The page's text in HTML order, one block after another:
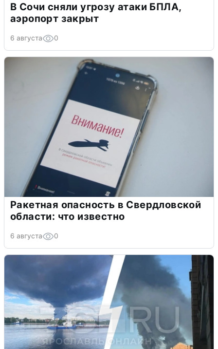
В Сочи сняли угрозу атаки БПЛА,
аэропорт закрыт
6 августа 0
Ракетная опасность в Свердловской
области: что известно
6 августа 0